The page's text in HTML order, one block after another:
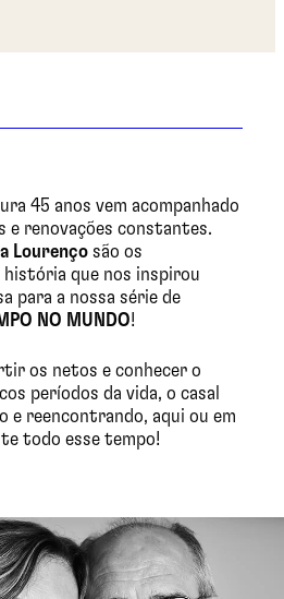
45 anos vem acompanhado
e renovações constantes.
Lourenço são os
que nos inspirou
para a nossa série de
NO MUNDO!
os netos e conhecer o
períodos da vida, o casal
e reencontrando, aqui ou em
todo esse tempo!